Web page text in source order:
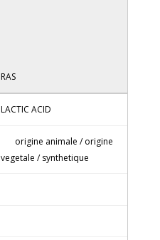
RAS
LACTIC ACID
origine animale / origine
vegetale / synthetique